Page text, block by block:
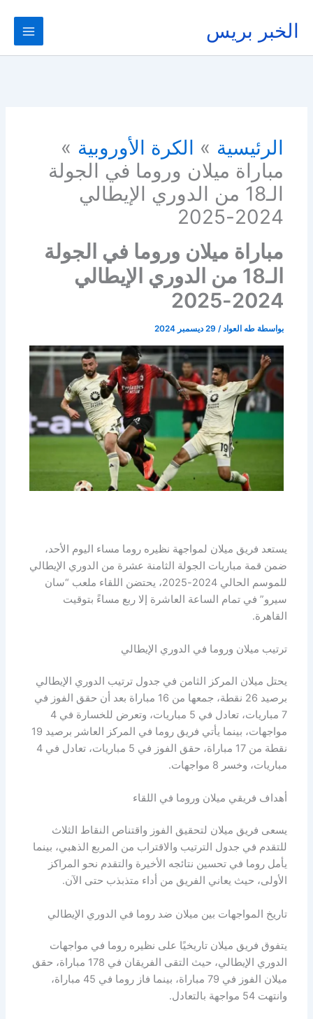
المحتوى
الخبر بريس
الرئيسية
الكرة الأوروبية
مباراة ميلان وروما في الجولة
الـ18 من الدوري الإيطالي
2024-2025
مباراة ميلان وروما في الجولة
الـ18 من الدوري الإيطالي
2024-2025
بواسطة طه العواد/ 29 ديسمبر 2024
يستعد فريق ميلان لمواجهة نظيره روما مساء اليوم الأحد،
ضمن قمة مباريات الجولة الثامنة عشرة من الدوري الإيطالي
للموسم الحالي 2024-2025، يحتضن اللقاء ملعب “سان
سيرو” في تمام الساعة العاشرة إلا ربع مساءً بتوقيت
القاهرة.
ترتيب ميلان وروما في الدوري الإيطالي
يحتل ميلان المركز الثامن في جدول ترتيب الدوري الإيطالي
برصيد 26 نقطة، جمعها من 16 مباراة بعد أن حقق الفوز في
7 مباريات، تعادل في 5 مباريات، وتعرض للخسارة في 4
مواجهات، بينما يأتي فريق روما في المركز العاشر برصيد 19
نقطة من 17 مباراة، حقق الفوز في 5 مباريات، تعادل في 4
مباريات، وخسر 8 مواجهات.
أهداف فريقي ميلان وروما في اللقاء
يسعى فريق ميلان لتحقيق الفوز واقتناص النقاط الثلاث
للتقدم في جدول الترتيب والاقتراب من المربع الذهبي، بينما
يأمل روما في تحسين نتائجه الأخيرة والتقدم نحو المراكز
الأولى، حيث يعاني الفريق من أداء متذبذب حتى الآن.
تاريخ المواجهات بين ميلان ضد روما في الدوري الإيطالي
يتفوق فريق ميلان تاريخيًا على نظيره روما في مواجهات
الدوري الإيطالي، حيث التقى الفريقان في 178 مباراة، حقق
ميلان الفوز في 79 مباراة، بينما فاز روما في 45 مباراة،
وانتهت 54 مواجهة بالتعادل.